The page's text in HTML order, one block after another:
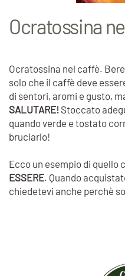
Ocratossina
Ocratossina nel caffè.
solo che il caffè deve
di sentori, aromi e gusto,
SALUTARE! Stoccato
quando verde e tostato
bruciarlo!
Ecco un esempio di quello
ESSERE. Quando
chiedetevi anche perchè